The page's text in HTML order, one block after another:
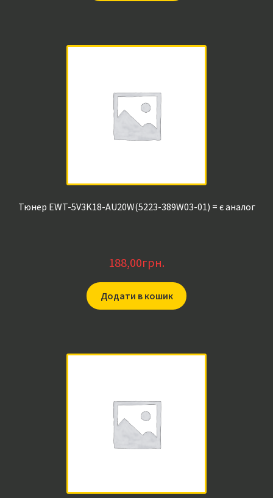
Тюнер EWT-5V3K18-AU20W(5223-389W03-01) = є аналог
188,00грн.
Додати в кошик